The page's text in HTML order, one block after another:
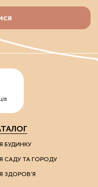
БУДИНКУ
САДУ ТА ГОРОДУ
ЗДОРОВ'Я